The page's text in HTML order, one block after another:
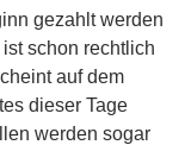
gezahlt werden
schon rechtlich
auf dem
dieser Tage
werden sogar